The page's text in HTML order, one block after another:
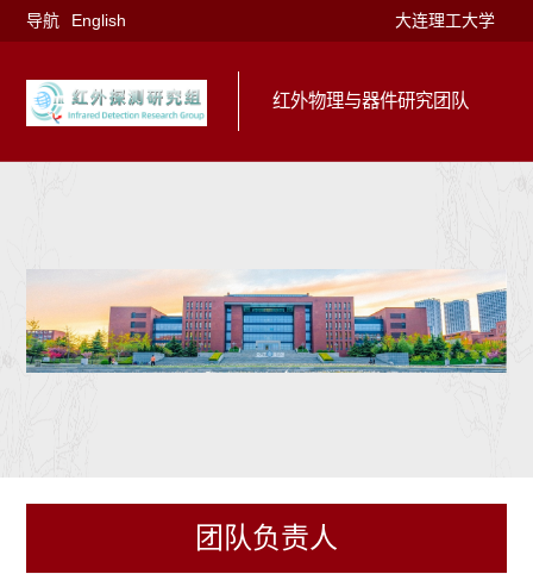
导航 English 大连理工大学
红外物理与器件研究团队
团队负责人